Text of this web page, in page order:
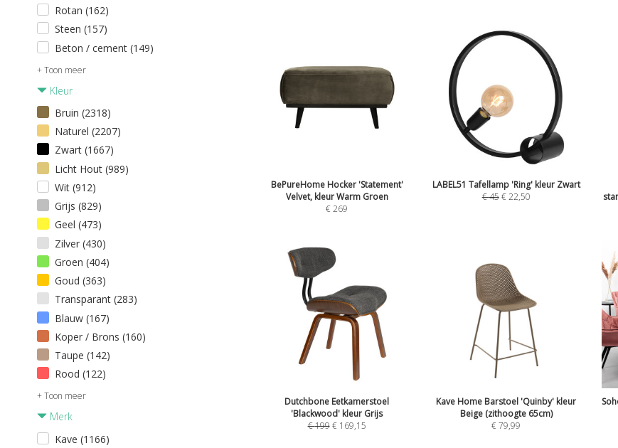
Rotan (162)
Steen (157)
Beton / cement (149)
+ Toon meer
Kleur
Bruin (2318)
Naturel (2207)
Zwart (1667)
Licht Hout (989)
Wit (912)
Grijs (829)
Geel (473)
Zilver (430)
Groen (404)
Goud (363)
Transparant (283)
Blauw (167)
Koper / Brons (160)
Taupe (142)
Rood (122)
+ Toon meer
Merk
Kave (1166)
BePureHome Hocker 'Statement'
Velvet, kleur Warm Groen
€269
LABEL51 Tafellamp 'Ring' kleur Zwart
€45€22,50
Dutchbone Eetkamerstoel
'Blackwood' kleur Grijs
€199 € 169,15
Kave Home Barstoel 'Quinby' kleur
Beige (zithoogte 65cm)
€79,99